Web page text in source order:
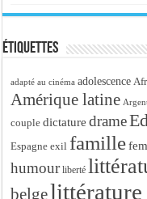
Étiquettes
adapté au cinéma adolescence
Amérique latine
couple dictature drame
Espagne exil famille
humour liberté
belge